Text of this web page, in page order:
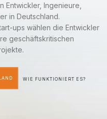
Entwickler, Ingenieure,
in Deutschland.
ups wählen die Entwickler
geschäftskritischen
WIE FUNKTIONIERT ES?